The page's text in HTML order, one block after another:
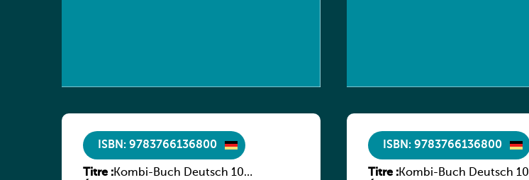
ISBN: 9783766136800
Titre :Kombi-Buch Deutsch 10
ISBN: 9783766136800
Titre :Kombi-Buch Deutsch 10